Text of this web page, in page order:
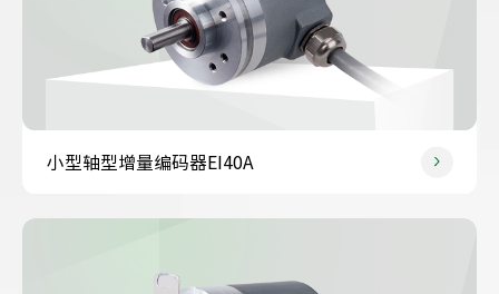
小型轴型增量编码器EI40A